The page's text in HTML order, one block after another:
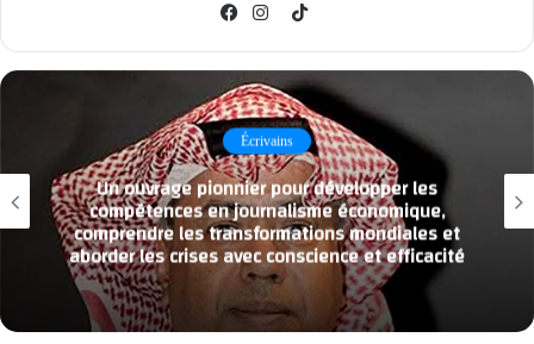
TikTok
Écrivains
Un ouvrage pionnier pour développer les
compétences en journalisme économique,
comprendre les transformations mondiales et
aborder les crises avec conscience et efficacité